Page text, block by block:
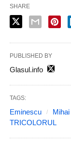
SHARE
PUBLISHED BY
Glasul.info
TAGS:
Eminescu
TRICOLORUL